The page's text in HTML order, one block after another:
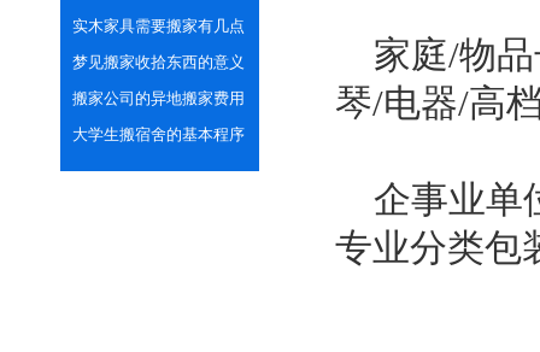
何注意安全呢？
实木家具需要搬家有几点
注意事项
梦见搬家收拾东西的意义
搬家公司的异地搬家费用
计算方法
大学生搬宿舍的基本程序
和注意事项
家庭/物品
琴/电器/高
企事业单
专业分类包